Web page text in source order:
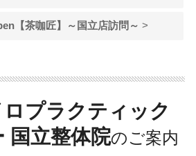
【茶咖匠】～国立店訪問～ >
プラクティック
国立整体院